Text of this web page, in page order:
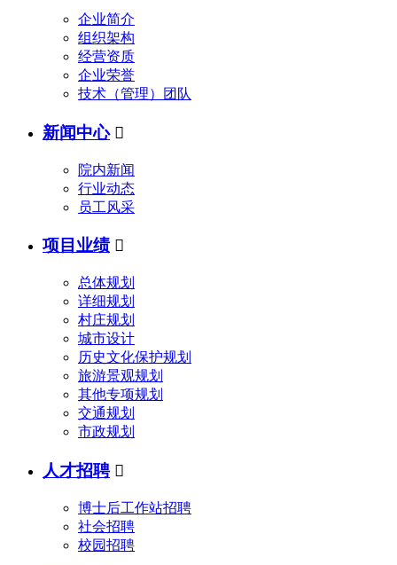
企业简介
组织架构
经营资质
企业荣誉
技术（管理）团队
新闻中心 
院内新闻
行业动态
员工风采
项目业绩 
总体规划
详细规划
村庄规划
城市设计
历史文化保护规划
旅游景观规划
其他专项规划
交通规划
市政规划
人才招聘 
博士后工作站招聘
社会招聘
校园招聘